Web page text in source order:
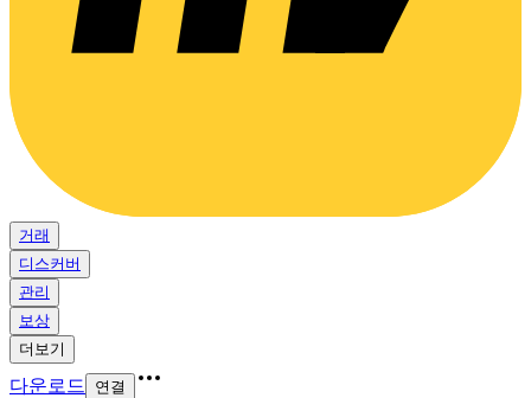
거래
디스커버
관리
보상
더보기
다운로드 연결